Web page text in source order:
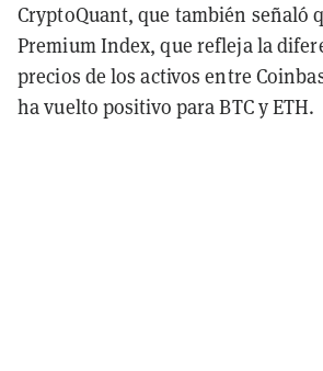
CryptoQuant, que también señaló
Premium Index, que refleja la
precios de los activos entre
ha vuelto positivo para BTC y ETH.